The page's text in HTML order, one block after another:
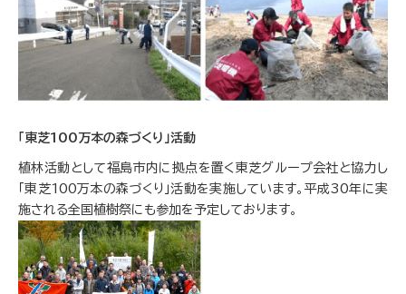
「東芝100万本の森づくり」活動
植林活動として福島市内に拠点を置く東芝グループ会社と協力し
「東芝100万本の森づくり」活動を実施しています。平成30年に実
施される全国植樹祭にも参加を予定しております。